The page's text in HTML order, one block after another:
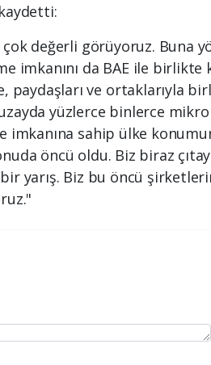
değerli görüyoruz. Buna
imkanını da BAE ile birlikte
paydaşları ve ortaklarıyla
yüzlerce binlerce
sahip ülke
öncü oldu. Biz biraz
yarış. Biz bu öncü